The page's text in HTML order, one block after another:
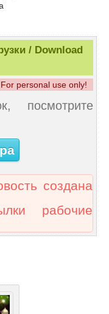
/ Download
personal use only!
посмотрите
создана
рабочие